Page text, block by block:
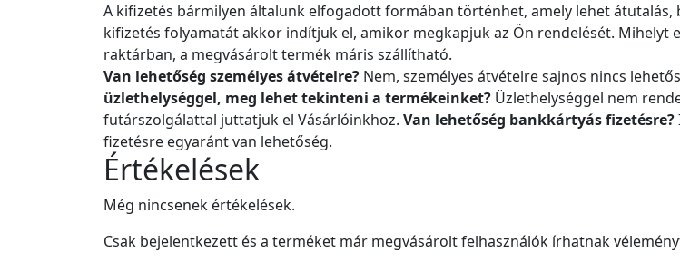
A kifizetés bármilyen általunk elfogadott formában történhet, amely lehet átutalás,
kifizetés folyamatát akkor indítjuk el, amikor megkapjuk az Ön rendelését.
raktárban, a megvásárolt termék máris szállítható.
Van lehetőség személyes átvételre? Nem, személyes átvételre sajnos nincs
üzlethelységgel, meg lehet tekinteni a termékeinket? Üzlethelységgel nem
futárszolgálattal juttatjuk el Vásárlóinkhoz. Van lehetőség bankkártyás fizetésre?
fizetésre egyaránt van lehetőség.
Értékelések
Még nincsenek értékelések.
Csak bejelentkezett és a terméket már megvásárolt felhasználók írhatnak